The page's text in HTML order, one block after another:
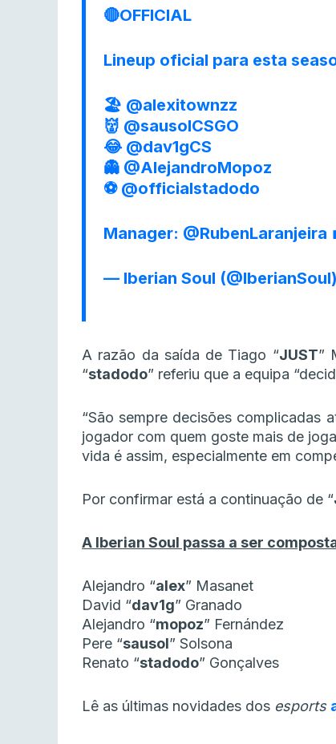
🔴OFFICIAL
Lineup oficial para esta
🏖️ @alexitownzz
👹 @sausolCSGO
😂 @dav1gCS
👻 @AlejandroMopoz
⚽️ @officialstadodo
Manager: @RubenLaranjeira
— Iberian Soul (@IberianSoul)
A razão da saída de Tiago “JUST”
“stadodo” referiu que a equipa
“São sempre decisões complicadas
jogador com quem goste mais de
vida é assim, especialmente em
Por confirmar está a continuação de “
A Iberian Soul passa a ser
Alejandro “alex” Masanet
David “dav1g” Granado
Alejandro “mopoz” Fernández
Pere “sausol” Solsona
Renato “stadodo” Gonçalves
Lê as últimas novidades dos esports